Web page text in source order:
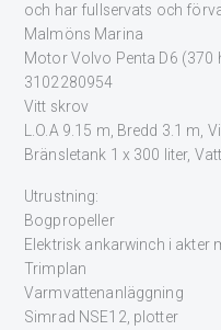
och har fullservats och
Malmöns Marina
Motor Volvo Penta D6
3102280954
Vitt skrov
L.O.A 9.15 m, Bredd 3.1 m,
Bränsletank 1 x 300 liter,
Utrustning:
Bogpropeller
Elektrisk ankarwinch i akter
Trimplan
Varmvattenanläggning
Simrad NSE12, plotter